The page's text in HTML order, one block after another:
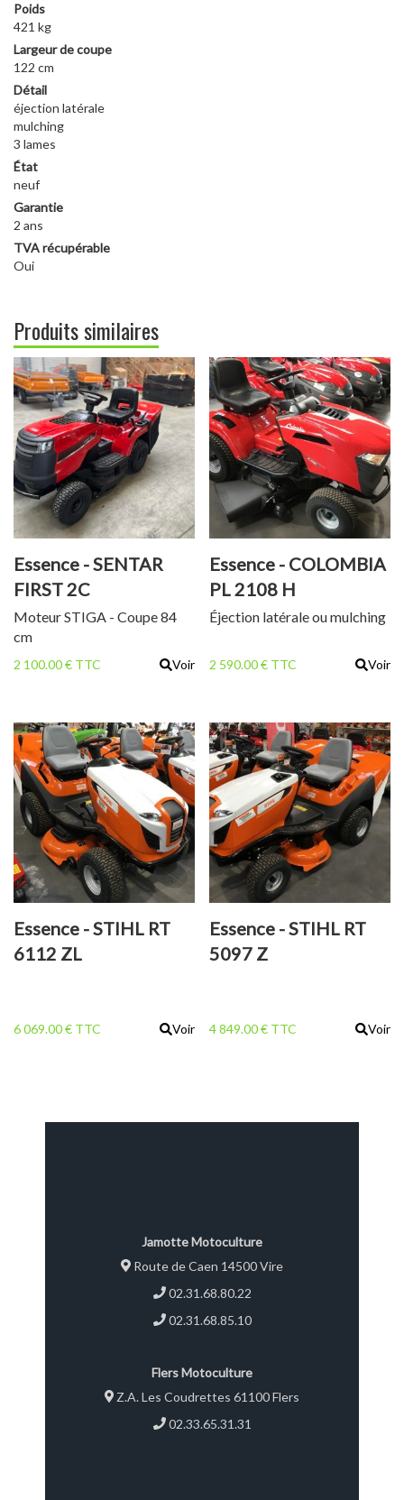
Poids
421 kg
Largeur de coupe
122 cm
Détail
éjection latérale
mulching
3 lames
État
neuf
Garantie
2 ans
TVA récupérable
Oui
Produits similaires
Essence - SENTAR
FIRST 2C
Moteur STIGA - Coupe 84
cm
2 100.00 € TTC Voir
Essence - COLOMBIA
PL 2108 H
Éjection latérale ou mulching
2 590.00 € TTC Voir
Essence - STIHL RT
6112 ZL
6 069.00 € TTC Voir
Essence - STIHL RT
5097 Z
4 849.00 € TTC Voir
Jamotte Motoculture
Route de Caen 14500 Vire
02.31.68.80.22
02.31.68.85.10
Flers Motoculture
Z.A. Les Coudrettes 61100 Flers
02.33.65.31.31